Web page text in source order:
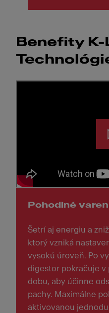
Benefity K-
Pohodlné
Šetrí aj energiu a
ktorý vzniká
vysokú úroveň. Po
digestor pokračuje v
dobu, aby účinne
pachy. Maximálne
aktivovanou